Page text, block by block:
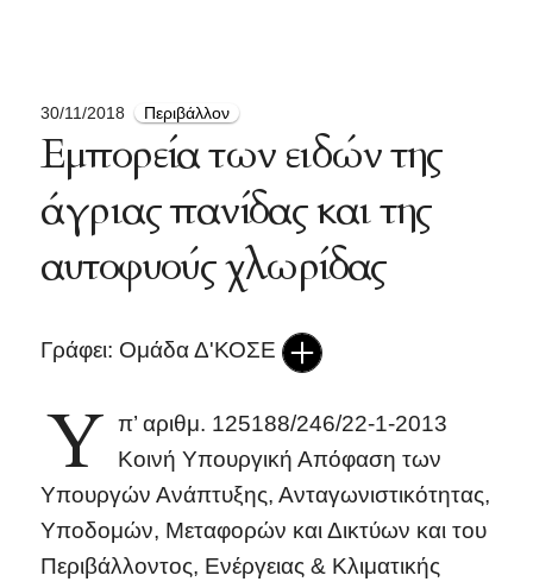
30/11/2018 Περιβάλλον
Εμπορεία των ειδών της
άγριας πανίδας και της
αυτοφυούς χλωρίδας
Γράφει: Ομάδα Δ'ΚΟΣΕ
Υ
π’ αριθμ. 125188/246/22-1-2013
Κοινή Υπουργική Απόφαση των
Υπουργών Ανάπτυξης, Ανταγωνιστικότητας,
Υποδομών, Μεταφορών και Δικτύων και του
Περιβάλλοντος, Ενέργειας & Κλιματικής